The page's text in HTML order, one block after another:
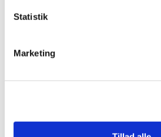
Statistik
Marketing